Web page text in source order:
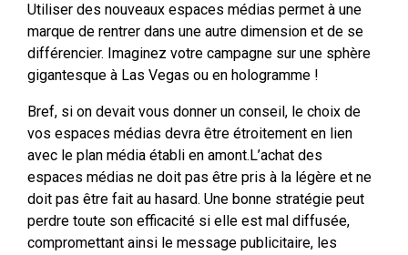
Utiliser des nouveaux espaces médias permet à une
marque de rentrer dans une autre dimension et de se
différencier. Imaginez votre campagne sur une sphère
gigantesque à Las Vegas ou en hologramme !
Bref, si on devait vous donner un conseil, le choix de
vos espaces médias devra être étroitement en lien
avec le plan média établi en amont.L’achat des
espaces médias ne doit pas être pris à la légère et ne
doit pas être fait au hasard. Une bonne stratégie peut
perdre toute son efficacité si elle est mal diffusée,
compromettant ainsi le message publicitaire, les